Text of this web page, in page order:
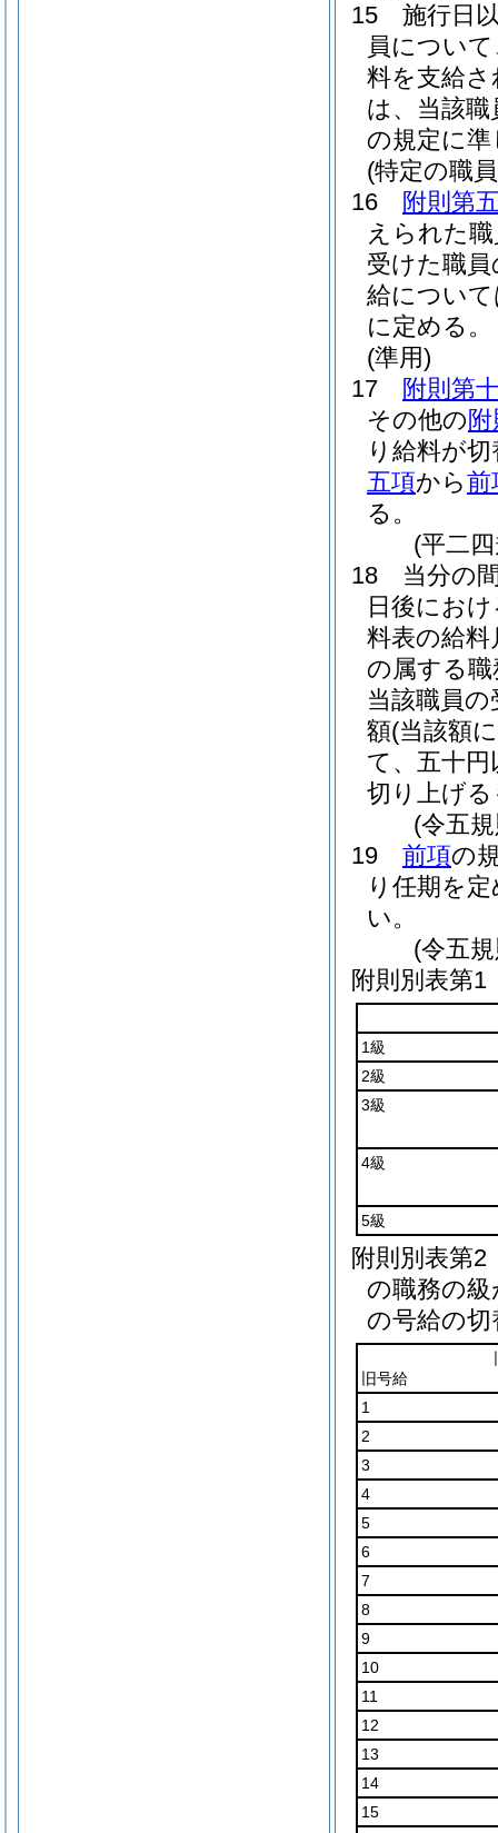
15
施行日
員につい
料を支給
は、当該
の規定に
(特定の職
16
附則第
えられた
受けた職
給につい
に定める。
(準用)
17
附則第
その他の
り給料が
五項から前
る。
(平二
18
当分の
日後にお
料表の給
の属する
当該職員
額(当該額
て、五十
切り上げ
(令五
19
前項の
り任期を
い。
(令五
附則別表第1
1級
2級
3級
4級
5級
附則別表第2
の職務の
の号給の切
旧号給
1
2
3
4
5
6
7
8
9
10
11
12
13
14
15